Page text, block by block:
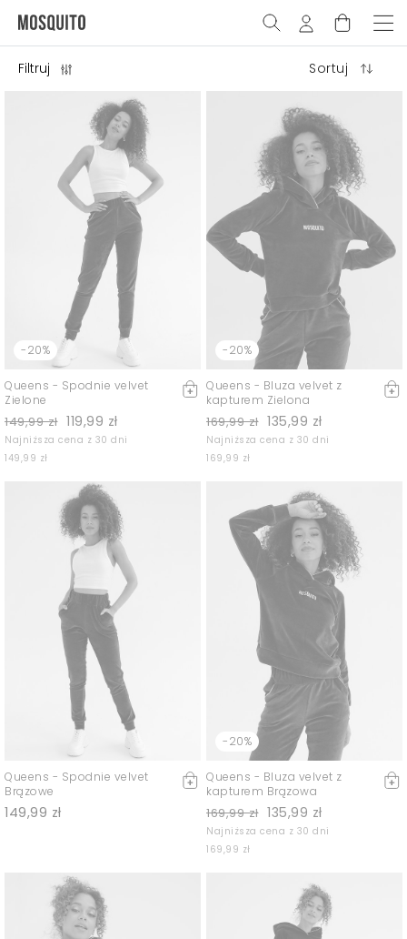
Filtruj Sortuj
-20%
Queens - Spodnie velvet
Zielone
149,99 zł 119,99 zł
Najniższa cena z 30 dni
149,99 zł
-20%
Queens - Bluza velvet z
kapturem Zielona
169,99 zł 135,99 zł
Najniższa cena z 30 dni
169,99 zł
Queens - Spodnie velvet
Brązowe
149,99 zł
-20%
Queens - Bluza velvet z
kapturem Brązowa
169,99 zł 135,99 zł
Najniższa cena z 30 dni
169,99 zł